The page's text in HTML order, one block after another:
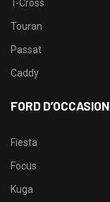
T-Cross
Touran
Passat
Caddy
FORD D’OCCASION
Fiesta
Focus
Kuga